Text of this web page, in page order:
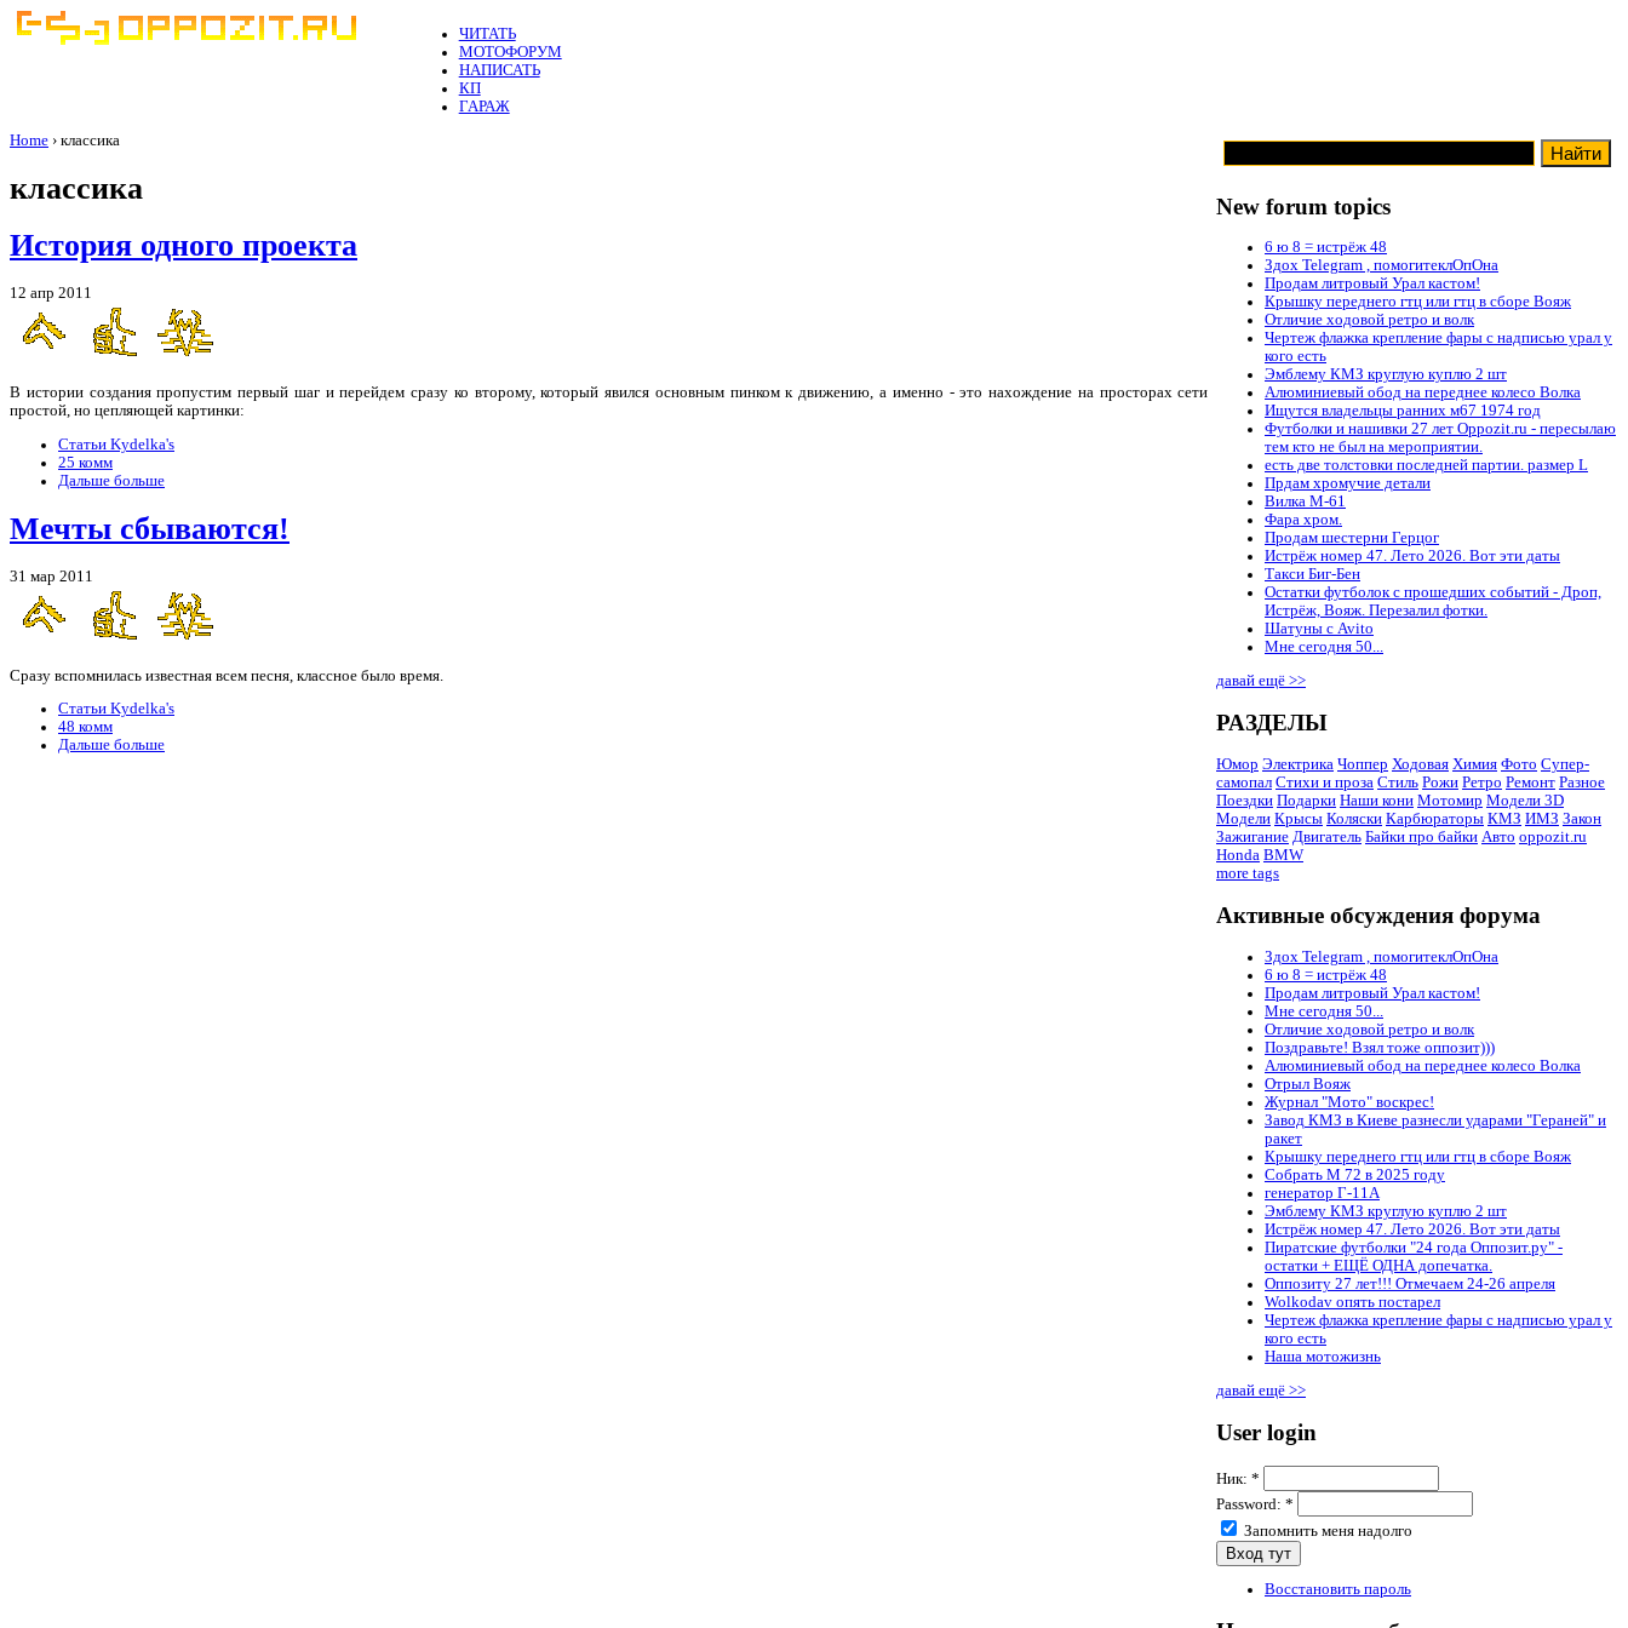
ЧИТАТЬ
МОТОФОРУМ
НАПИСАТЬ
КП
ГАРАЖ
Home › классика
классика
История одного проекта
12 апр 2011
В истории создания пропустим первый шаг и перейдем сразу ко второму, который явился основным пинком к движению, а именно - это нахождение на просторах сети
простой, но цепляющей картинки:
Статьи Kydelka's
25 комм
Дальше больше
Мечты сбываются!
31 мар 2011
Сразу вспомнилась известная всем песня, классное было время.
Статьи Kydelka's
48 комм
Дальше больше
New forum topics
6 ю 8 = истрёж 48
Здох Telegram , помогитеклОпОна
Продам литровый Урал кастом!
Крышку переднего гтц или гтц в сборе Вояж
Отличие ходовой ретро и волк
Чертеж флажка крепление фары с надписью урал у
кого есть
Эмблему КМЗ круглую куплю 2 шт
Алюминиевый обод на переднее колесо Волка
Ищутся владельцы ранних м67 1974 год
Футболки и нашивки 27 лет Oppozit.ru - пересылаю
тем кто не был на мероприятии.
есть две толстовки последней партии. размер L
Прдам хромучие детали
Вилка М-61
Фара хром.
Продам шестерни Герцог
Истрёж номер 47. Лето 2026. Вот эти даты
Такси Биг-Бен
Остатки футболок с прошедших событий - Дроп,
Истрёж, Вояж. Перезалил фотки.
Шатуны с Avito
Мне сегодня 50...
давай ещё >>
РАЗДЕЛЫ
Юмор Электрика Чоппер Ходовая Химия Фото Супер-
самопал Стихи и проза Стиль Рожи Ретро Ремонт Разное
Поездки Подарки Наши кони Мотомир Модели 3D
Модели Крысы Коляски Карбюраторы КМЗ ИМЗ Закон
Зажигание Двигатель Байки про байки Авто oppozit.ru
Honda BMW
more tags
Активные обсуждения форума
Здох Telegram , помогитеклОпОна
6 ю 8 = истрёж 48
Продам литровый Урал кастом!
Мне сегодня 50...
Отличие ходовой ретро и волк
Поздравьте! Взял тоже оппозит)))
Алюминиевый обод на переднее колесо Волка
Отрыл Вояж
Журнал "Мото" воскрес!
Завод КМЗ в Киеве разнесли ударами "Гераней" и
ракет
Крышку переднего гтц или гтц в сборе Вояж
Собрать М 72 в 2025 году
генератор Г-11А
Эмблему КМЗ круглую куплю 2 шт
Истрёж номер 47. Лето 2026. Вот эти даты
Пиратские футболки "24 года Оппозит.ру" -
остатки + ЕЩЁ ОДНА допечатка.
Оппозиту 27 лет!!! Отмечаем 24-26 апреля
Wolkodav опять постарел
Чертеж флажка крепление фары с надписью урал у
кого есть
Наша мотожизнь
давай ещё >>
User login
Ник: *
Password: *
Запомнить меня надолго
Восстановить пароль